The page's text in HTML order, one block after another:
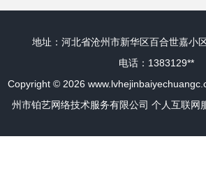
地址：河北省沧州市新华区百合世嘉小
电话：1383129**
Copyright © 2026
州市铂艺网络技术服务有限公司 个人互联网